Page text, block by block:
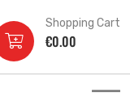
Shopping Cart
€0.00